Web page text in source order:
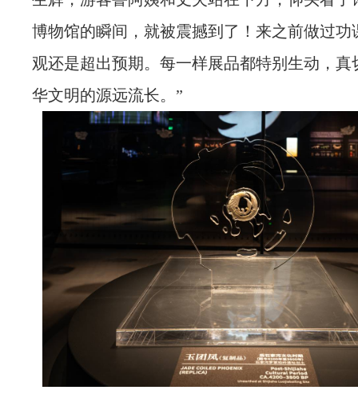
博物馆的瞬间，就被震撼到了！来之前做过功
观还是超出预期。每一样展品都特别生动，真
华文明的源远流长。”